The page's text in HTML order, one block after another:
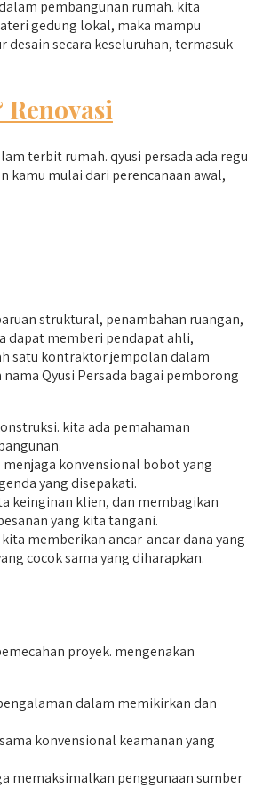
pembangunan rumah. kita
gedung lokal, maka mampu
secara keseluruhan, termasuk
terbit rumah. qyusi persada ada regu
kamu mulai dari perencanaan awal,
struktural, penambahan ruangan,
dapat memberi pendapat ahli,
satu kontraktor jempolan dalam
Qyusi Persada bagai pemborong
kita ada pemahaman
konvensional bobot yang
yang disepakati.
keinginan klien, dan membagikan
yang kita tangani.
memberikan ancar-ancar dana yang
cocok sama yang diharapkan.
proyek. mengenakan
dalam memikirkan dan
konvensional keamanan yang
memaksimalkan penggunaan sumber